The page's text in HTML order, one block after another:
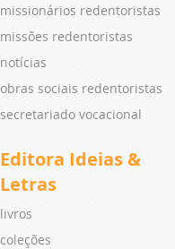
missionários redentoristas
missões redentoristas
notícias
obras sociais redentoristas
secretariado vocacional
Editora Ideias &
Letras
livros
coleções